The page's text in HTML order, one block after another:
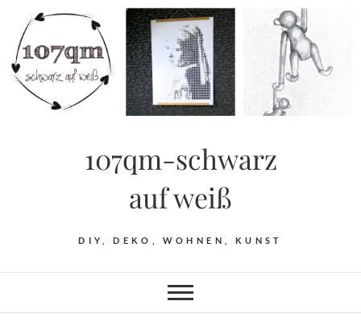
content
107qm-schwarz
auf weiß
DIY, DEKO, WOHNEN, KUNST